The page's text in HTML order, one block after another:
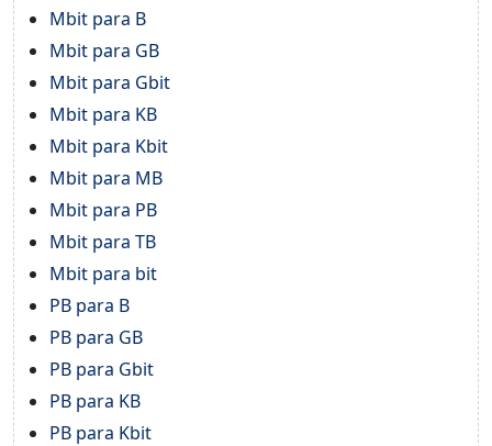
Mbit para B
Mbit para GB
Mbit para Gbit
Mbit para KB
Mbit para Kbit
Mbit para MB
Mbit para PB
Mbit para TB
Mbit para bit
PB para B
PB para GB
PB para Gbit
PB para KB
PB para Kbit